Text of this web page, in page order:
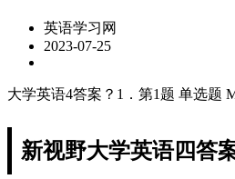
英语学习网
2023-07-25
大学英语4答案？1．第1题 单选题
新视野大学英语四答